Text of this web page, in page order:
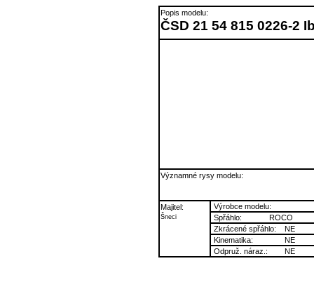
Popis modelu:
ČSD 21 54 815 0226-2
Významné rysy modelu:
Majitel:
Šneci
Výrobce modelu:
Spřáhlo:
ROCO
Zkrácené spřáhlo:
NE
Kinematika:
NE
Odpruž. náraz.:
NE